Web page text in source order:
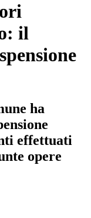
il
ha
effettuati
opere